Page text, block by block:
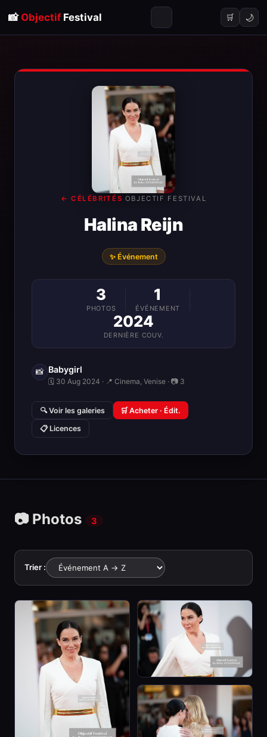
📸 ObjectifFestival 🛒 🌙
← CÉLÉBRITÉS· OBJECTIF FESTIVAL
Halina Reijn
✨ Événement
3
PHOTOS
1
ÉVÉNEMENT
2024
DERNIÈRE COUV.
📸 Babygirl
🗓 30 Aug 2024 · 📍 Cinema, Venise · 📷 3
🔍 Voir les galeries 🛒 Acheter · Édit.
📋 Licences
📷 Photos 3
Trier :